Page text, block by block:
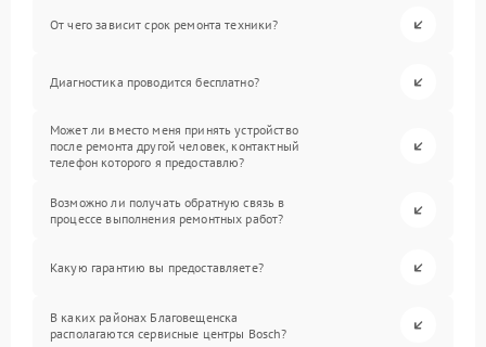
От чего зависит срок ремонта техники?
Диагностика проводится бесплатно?
Может ли вместо меня принять устройство
после ремонта другой человек, контактный
телефон которого я предоставлю?
Возможно ли получать обратную связь в
процессе выполнения ремонтных работ?
Какую гарантию вы предоставляете?
В каких районах Благовещенска
располагаются сервисные центры Bosch?